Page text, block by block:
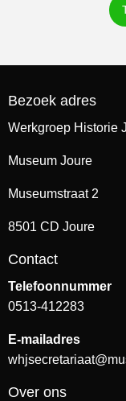
Bezoek adres
Werkgroep Historie
Museum Joure
Museumstraat 2
8501 CD Joure
Contact
Telefoonnummer
0513-412283
E-mailadres
Over ons